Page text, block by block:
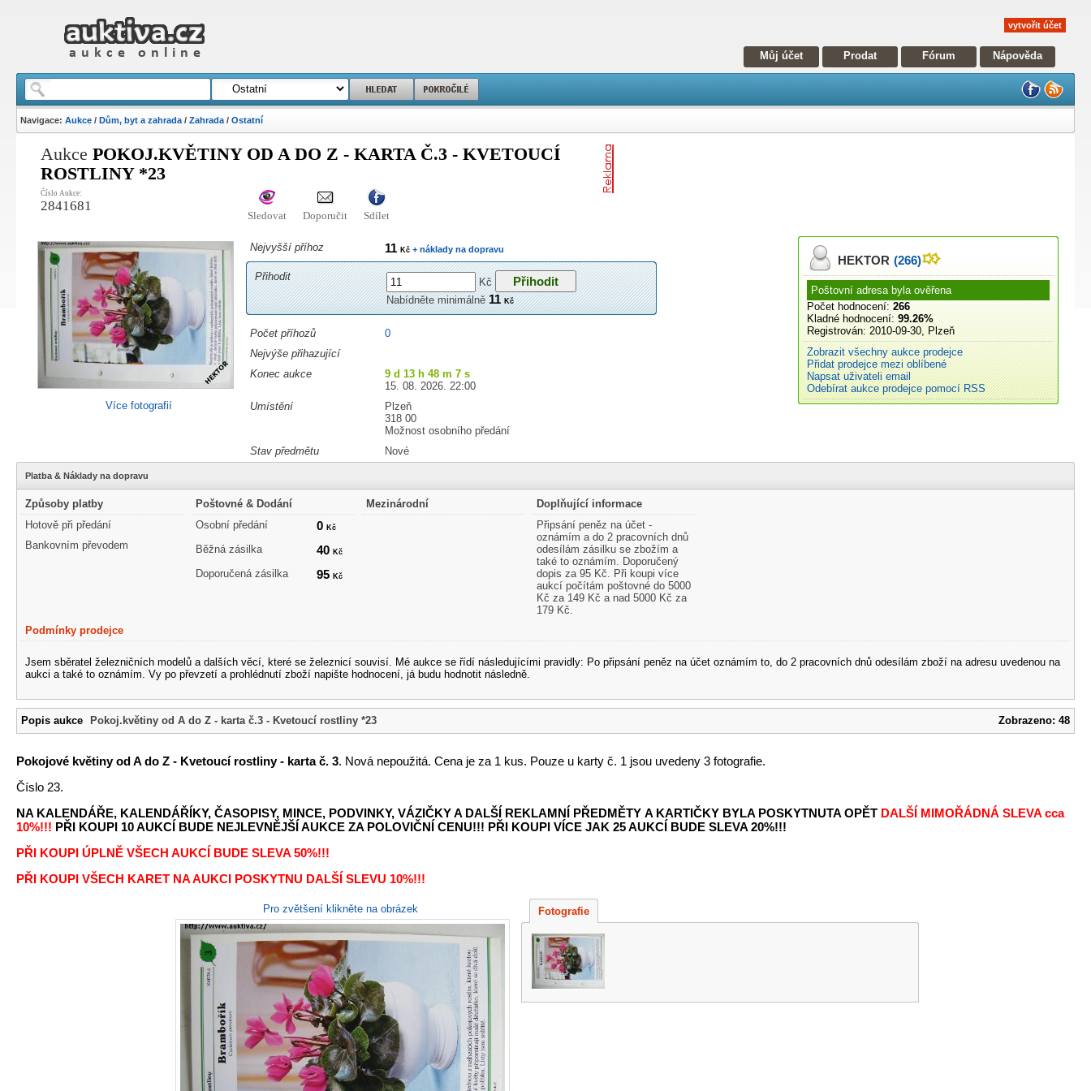
vytvořit účet
Můj účet Prodat Fórum Nápověda
Navigace:Aukce /Dům, byt a zahrada /Zahrada /Ostatní
AukcePOKOJ.KVĚTINY OD A DO Z - KARTA Č.3 - KVETOUCÍ
ROSTLINY *23
Číslo Aukce:
2841681
Sledovat Doporučit Sdílet
Více fotografií
Nejvyšší příhoz 11Kč + náklady na dopravu
Přihodit
Kč
Nabídněte minimálně11Kč
Počet příhozů
0
Nejvýše přihazující
Konec aukce
9 d 13 h 48 m 6 s
15. 08. 2026. 22:00
Umístění
Plzeň
318 00
Možnost osobního předání
Stav předmětu
Nové
HEKTOR (266)
Poštovní adresa byla ověřena
Počet hodnocení: 266
Kladné hodnocení: 99.26%
Registrován: 2010-09-30, Plzeň
Zobrazit všechny aukce prodejce
Přidat prodejce mezi oblíbené
Napsat uživateli email
Odebírat aukce prodejce pomocí RSS
Platba & Náklady na dopravu
Způsoby platby
Hotově při předání
Bankovním převodem
Poštovné & Dodání
Osobní předání
0Kč
Běžná zásilka 40Kč
Doporučená zásilka 95Kč
Mezinárodní
Doplňující informace
Připsání peněz na účet -
oznámím a do 2 pracovních dnů
odesílám zásilku se zbožím a
také to oznámím. Doporučený
dopis za 95 Kč. Při koupi více
aukcí počítám poštovné do 5000
Kč za 149 Kč a nad 5000 Kč za
179 Kč.
Podmínky prodejce
Jsem sběratel železničních modelů a dalších věcí, které se železnicí souvisí. Mé aukce se řídí následujícími pravidly: Po připsání peněz na účet oznámím to, do 2 pracovních dnů odesílám zboží na adresu uvedenou na
aukci a také to oznámím. Vy po převzetí a prohlédnutí zboží napište hodnocení, já budu hodnotit následně.
Popis aukce Pokoj.květiny od A do Z - karta č.3 - Kvetoucí rostliny *23 Zobrazeno: 48
Pokojové květiny od A do Z - Kvetoucí rostliny - karta č. 3. Nová nepoužitá. Cena je za 1 kus. Pouze u karty č. 1 jsou uvedeny 3 fotografie.
Číslo 23.
NA KALENDÁŘE, KALENDÁŘÍKY, ČASOPISY, MINCE, PODVINKY, VÁZIČKY A DALŠÍ REKLAMNÍ PŘEDMĚTY A KARTIČKY BYLA POSKYTNUTA OPĚT DALŠÍ MIMOŘÁDNÁ SLEVAcca
10%!!! PŘI KOUPI 10 AUKCÍ BUDE NEJLEVNĚJŠÍ AUKCE ZA POLOVIČNÍ CENU!!! PŘI KOUPI VÍCE JAK 25 AUKCÍ BUDE SLEVA 20%!!!
PŘI KOUPI ÚPLNĚ VŠECH AUKCÍ BUDE SLEVA 50%!!!
PŘI KOUPI VŠECH KARET NA AUKCI POSKYTNU DALŠÍ SLEVU 10%!!!
Pro zvětšení klikněte na obrázek Fotografie